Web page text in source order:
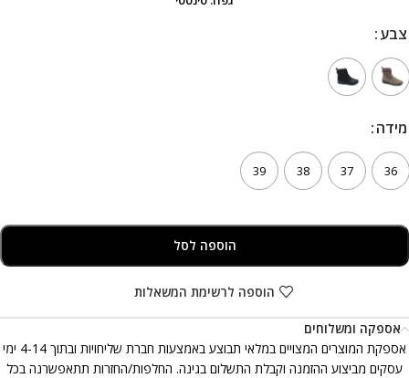
צבע
צבע
מידה
מידה
36
37
38
39
הוספה לסל
הוספה לרשימת המשאלות
אספקה ומשלוחים
אספקת המוצרים המצויים במלאי תבוצע באמצעות חברת שליחויות ובתוך 4-14 ימי
עסקים מביצוע ההזמנה וקבלת התשלום בגינה. החלפות/החזרות תתאפשרנה בכל